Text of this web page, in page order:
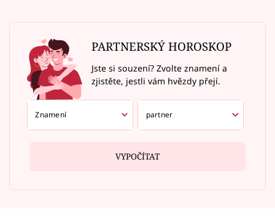
PARTNERSKÝ HOROSKOP
Jste si souzení? Zvolte znamení a
zjistěte, jestli vám hvězdy přejí.
VYPOČÍTAT